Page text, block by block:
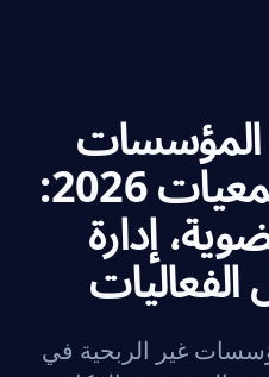
المؤسسات
غير الربحية والجمعيات 2026:
إدارة
الفعاليات
غير الربحية في